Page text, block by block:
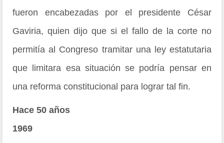
fueron encabezadas por el presidente César
Gaviria, quien dijo que si el fallo de la corte no
permitía al Congreso tramitar una ley estatutaria
que limitara esa situación se podría pensar en
una reforma constitucional para lograr tal fin.
Hace 50 años
1969